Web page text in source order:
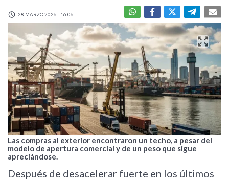
28 MARZO 2026 - 16:06
Las compras al exterior encontraron un techo, a pesar del
modelo de apertura comercial y de un peso que sigue
apreciándose.
Después de desacelerar fuerte en los últimos